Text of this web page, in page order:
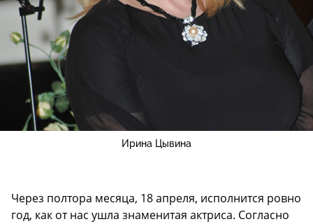
Ирина Цывина
Через полтора месяца, 18 апреля, исполнится ровно
год, как от нас ушла знаменитая актриса. Согласно